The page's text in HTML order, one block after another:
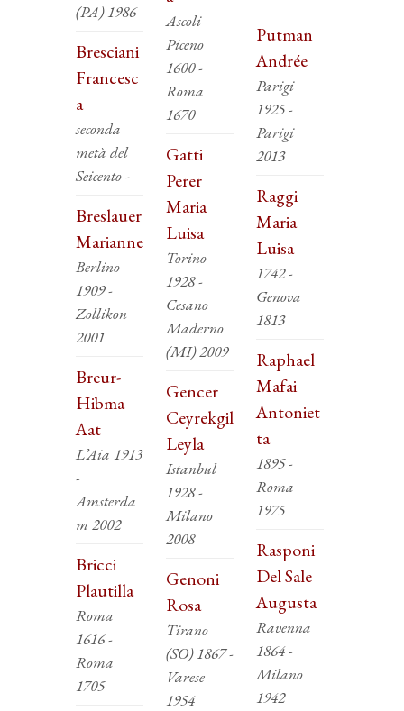
(PA) 1986
Bresciani
Francesc
a
seconda
metà del
Seicento -
Breslauer
Marianne
Berlino
1909 -
Zollikon
2001
Breur-
Hibma
Aat
L’Aia 1913
-
Amsterda
m 2002
Bricci
Plautilla
Roma
1616 -
Roma
1705
Ascoli
Piceno
1600 -
Roma
1670
Gatti
Perer
Maria
Luisa
Torino
1928 -
Cesano
Maderno
(MI) 2009
Gencer
Ceyrekgil
Leyla
Istanbul
1928 -
Milano
2008
Genoni
Rosa
Tirano
(SO) 1867 -
Varese
1954
Putman
Andrée
Parigi
1925 -
Parigi
2013
Raggi
Maria
Luisa
1742 -
Genova
1813
Raphael
Mafai
Antoniet
ta
1895 -
Roma
1975
Rasponi
Del Sale
Augusta
Ravenna
1864 -
Milano
1942